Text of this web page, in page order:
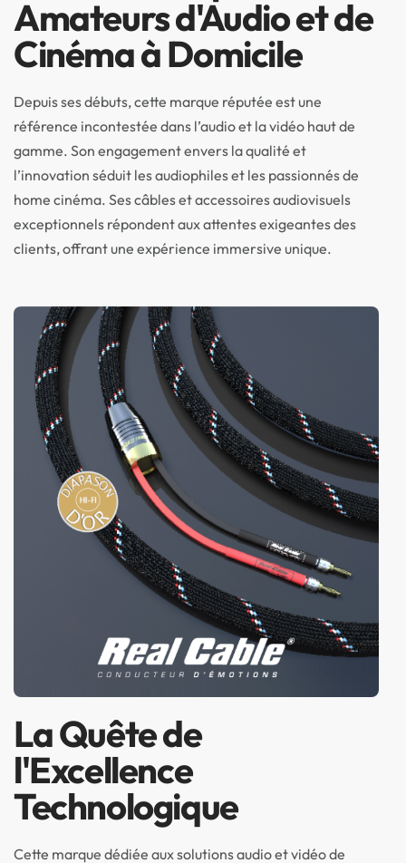
Amateurs d'Audio et de
Cinéma à Domicile
Depuis ses débuts, cette marque réputée est une
référence incontestée dans l’audio et la vidéo haut de
gamme. Son engagement envers la qualité et
l’innovation séduit les audiophiles et les passionnés de
home cinéma. Ses câbles et accessoires audiovisuels
exceptionnels répondent aux attentes exigeantes des
clients, offrant une expérience immersive unique.
La Quête de
l'Excellence
Technologique
Cette marque dédiée aux solutions audio et vidéo de